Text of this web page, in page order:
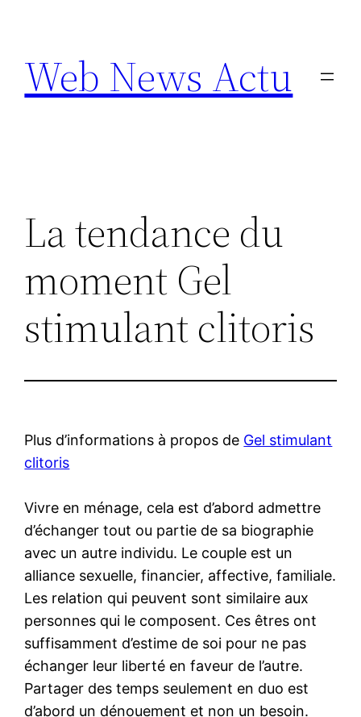
contenu
Web News Actu
La tendance du
moment Gel
stimulant clitoris
Plus d’informations à propos de Gel stimulant
clitoris
Vivre en ménage, cela est d’abord admettre
d’échanger tout ou partie de sa biographie
avec un autre individu. Le couple est un
alliance sexuelle, financier, affective, familiale.
Les relation qui peuvent sont similaire aux
personnes qui le composent. Ces êtres ont
suffisamment d’estime de soi pour ne pas
échanger leur liberté en faveur de l’autre.
Partager des temps seulement en duo est
d’abord un dénouement et non un besoin.